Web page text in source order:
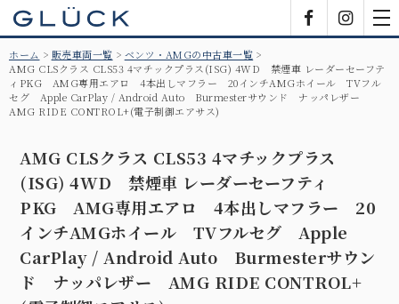
ホーム 販売車両一覧
ベンツ・AMGの中古車一覧
AMG CLSクラス CLS53 4マチックプラス(ISG) 4WD 禁煙車 レーダーセーフテ
ィPKG AMG専用エアロ 4本出しマフラー 20インチAMGホイール TVフル
セグ Apple CarPlay / Android Auto Burmesterサウンド ナッパレザー
AMG RIDE CONTROL+(電子制御エアサス)
AMG CLSクラス CLS53 4マチックプラス
(ISG) 4WD 禁煙車 レーダーセーフティ
PKG AMG専用エアロ 4本出しマフラー 20
インチAMGホイール TVフルセグ Apple
CarPlay / Android Auto Burmesterサウン
ド ナッパレザー AMG RIDE CONTROL+